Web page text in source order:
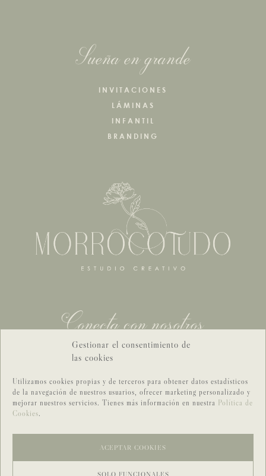
Gestionar el consentimiento de
las cookies
Utilizamos cookies propias y de terceros para obtener datos estadísticos
de la navegación de nuestros usuarios, ofrecer marketing personalizado y
mejorar nuestros servicios. Tienes más información en nuestra
Política de
Cookies.
ACEPTAR COOKIES
SOLO FUNCIONALES
Sueña en grande
INVITACIONES
LÁMINAS
INFANTIL
BRANDING
Conecta con nosotros
CONTACTO GENERAL